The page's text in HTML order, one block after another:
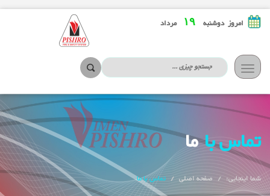
امروز دوشنبه مرداد
تعویض
ناوبری
تماس باما
شما اینجایی: صفحه اصلی تماس با ما